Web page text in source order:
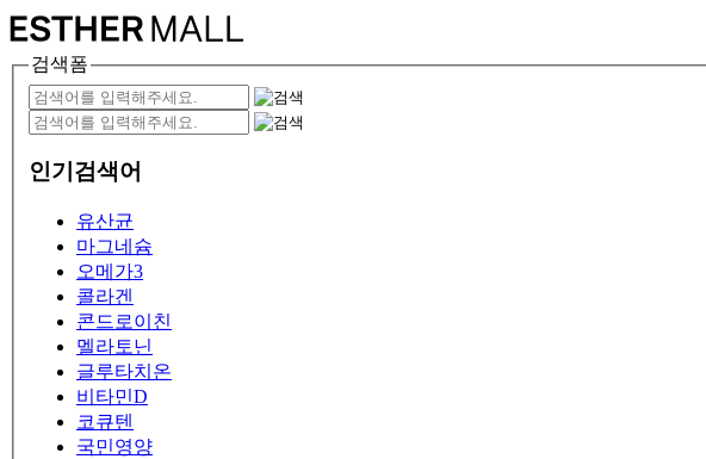
검색폼
인기검색어
유산균
마그네슘
오메가3
콜라겐
콘드로이친
멜라토닌
글루타치온
비타민D
코큐텐
국민영양